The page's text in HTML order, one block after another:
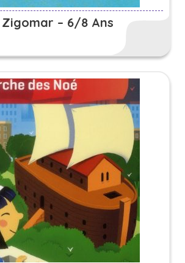
– 6/8 Ans